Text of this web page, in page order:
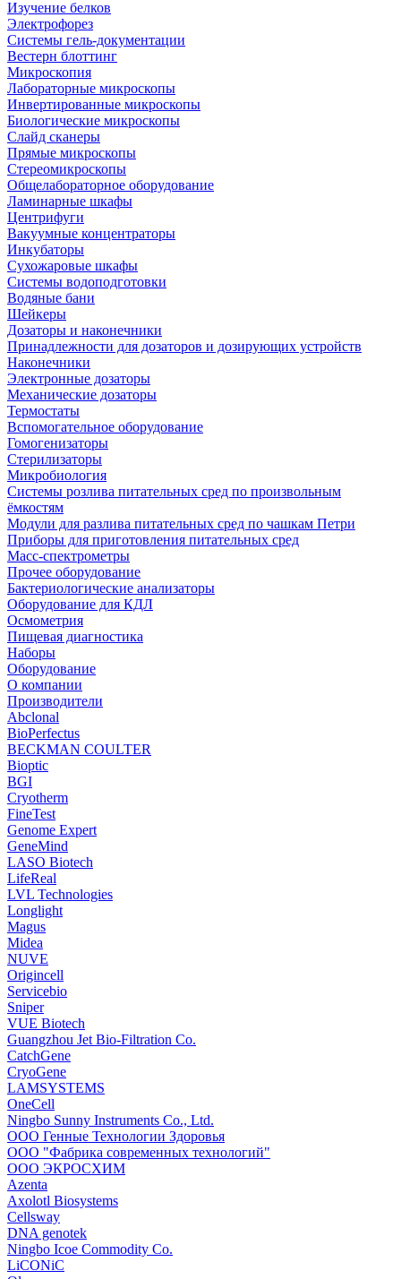
Изучение белков
Электрофорез
Системы гель-документации
Вестерн блоттинг
Микроскопия
Лабораторные микроскопы
Инвертированные микроскопы
Биологические микроскопы
Слайд сканеры
Прямые микроскопы
Стереомикроскопы
Общелабораторное оборудование
Ламинарные шкафы
Центрифуги
Вакуумные концентраторы
Инкубаторы
Сухожаровые шкафы
Системы водоподготовки
Водяные бани
Шейкеры
Дозаторы и наконечники
Принадлежности для дозаторов и дозирующих устройств
Наконечники
Электронные дозаторы
Механические дозаторы
Термостаты
Вспомогательное оборудование
Гомогенизаторы
Стерилизаторы
Микробиология
Системы розлива питательных сред по произвольным
ёмкостям
Модули для разлива питательных сред по чашкам Петри
Приборы для приготовления питательных сред
Масс-спектрометры
Прочее оборудование
Бактериологические анализаторы
Оборудование для КДЛ
Осмометрия
Пищевая диагностика
Наборы
Оборудование
О компании
Производители
Abclonal
BioPerfectus
BECKMAN COULTER
Bioptic
BGI
Cryotherm
FineTest
Genome Expert
GeneMind
LASO Biotech
LifeReal
LVL Technologies
Longlight
Magus
Midea
NUVE
Origincell
Servicebio
Sniper
VUE Biotech
Guangzhou Jet Bio-Filtration Co.
CatchGene
CryoGene
LAMSYSTEMS
OneCell
Ningbo Sunny Instruments Co., Ltd.
ООО Генные Технологии Здоровья
ООО "Фабрика современных технологий"
ООО ЭКРОСХИМ
Azenta
Axolotl Biosystems
Cellsway
DNA genotek
Ningbo Icoe Commodity Co.
LiCONiC